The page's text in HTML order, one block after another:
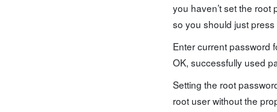
you haven’t set the root
so you should just
Enter current password
OK, successfully used
Setting the root
root user without the